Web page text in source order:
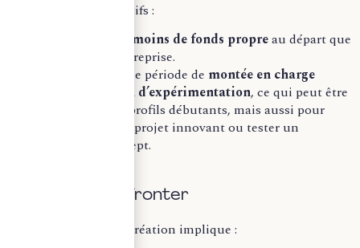
d’autres points positifs :
moins de fonds propreau départ que
la reprise d’entreprise.
Elle permet une période de montée en charge
progressive ou d’expérimentation, ce qui peut être
utile pour les profils débutants, mais aussi pour
développer un projet innovant ou tester un
nouveau concept.
Les défis à affronter
En contrepartie, la création implique :